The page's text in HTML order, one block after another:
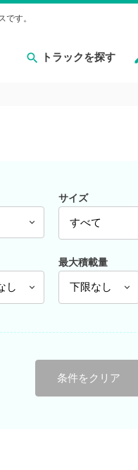
です。
トラックを探す
サイズ
最大積載量
条件をクリア